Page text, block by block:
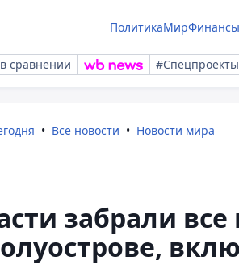
ПолитикаМирФинансы
сравнении #Спецпроекты
Все новости Новости мира
забрали